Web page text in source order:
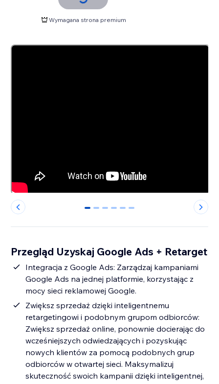
Wymagana strona premium
0 1 2 3 4 5
Przegląd Uzyskaj Google Ads + Retarget
Integracja z Google Ads: Zarządzaj kampaniami
Google Ads na jednej platformie, korzystając z
mocy sieci reklamowej Google.
Zwiększ sprzedaż dzięki inteligentnemu
retargetingowi i podobnym grupom odbiorców:
Zwiększ sprzedaż online, ponownie docierając do
wcześniejszych odwiedzających i pozyskując
nowych klientów za pomocą podobnych grup
odbiorców w otwartej sieci. Maksymalizuj
skuteczność swoich kampanii dzięki inteligentnej,